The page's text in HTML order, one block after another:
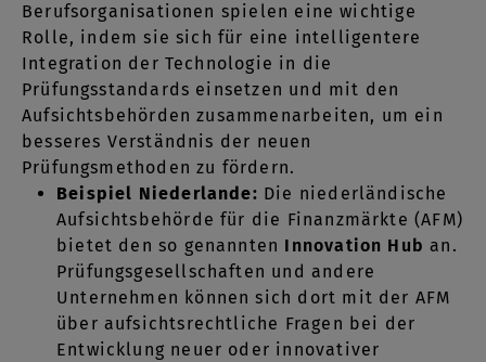
Berufsorganisationen spielen eine wichtige
Rolle, indem sie sich für eine intelligentere
Integration der Technologie in die
Prüfungsstandards einsetzen und mit den
Aufsichtsbehörden zusammenarbeiten, um ein
besseres Verständnis der neuen
Prüfungsmethoden zu fördern.
Beispiel Niederlande: Die niederländische
Aufsichtsbehörde für die Finanzmärkte (AFM)
bietet den so genannten Innovation Hub an.
Prüfungsgesellschaften und andere
Unternehmen können sich dort mit der AFM
über aufsichtsrechtliche Fragen bei der
Entwicklung neuer oder innovativer